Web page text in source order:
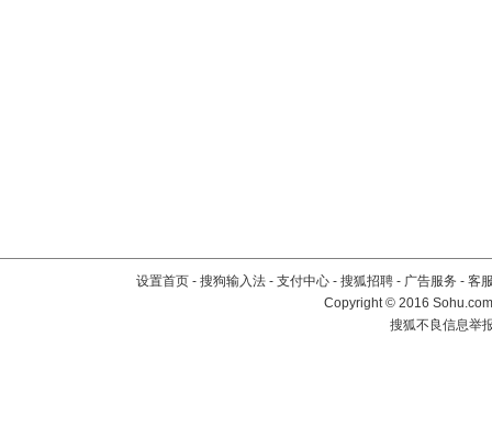
设置首页 - 搜狗输入法 - 支付中心 - 搜狐招聘 - 广告服务 - 客
Copyright©2016
搜狐不良信息举